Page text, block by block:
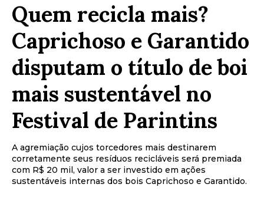
Quem recicla mais?
Caprichoso e Garantido
disputam o título de boi
mais sustentável no
Festival de Parintins
A agremiação cujos torcedores mais destinarem
corretamente seus resíduos recicláveis será premiada
com R$ 20 mil, valor a ser investido em ações
sustentáveis internas dos bois Caprichoso e Garantido.